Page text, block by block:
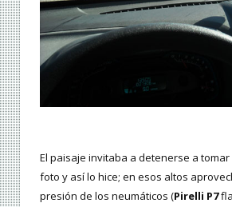
El paisaje invitaba a detenerse a
foto y así lo hice; en esos altos
presión de los neumáticos (Pirelli P7